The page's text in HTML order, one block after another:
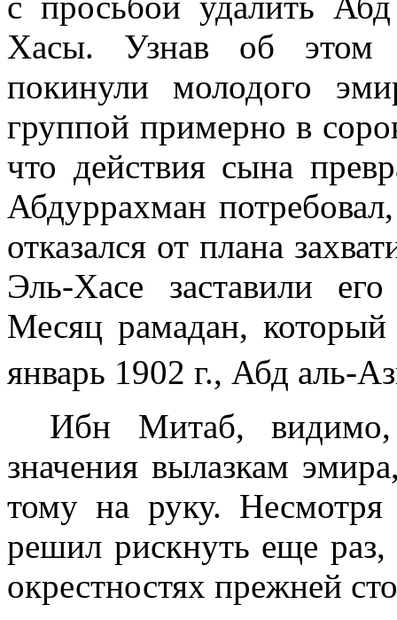
Хасы. Узнав об этом
покинули молодого
группой примерно в
что действия сына
Абдуррахман
отказался от плана
Эль-Хасе заставили
Месяц рамадан,
январь 1902 г., Абд аль-
Ибн Митаб, видимо,
значения вылазкам
тому на руку.
решил рискнуть еще
окрестностях прежней